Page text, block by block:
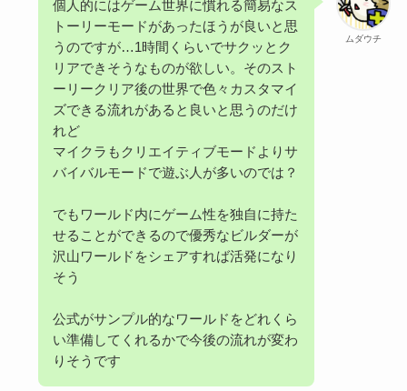
ムダウチ
個人的にはゲーム世界に慣れる簡易なス
トーリーモードがあったほうが良いと思
うのですが…1時間くらいでサクッとク
リアできそうなものが欲しい。そのスト
ーリークリア後の世界で色々カスタマイ
ズできる流れがあると良いと思うのだけ
れど
マイクラもクリエイティブモードよりサ
バイバルモードで遊ぶ人が多いのでは？
でもワールド内にゲーム性を独自に持た
せることができるので優秀なビルダーが
沢山ワールドをシェアすれば活発になり
そう
公式がサンプル的なワールドをどれくら
い準備してくれるかで今後の流れが変わ
りそうです